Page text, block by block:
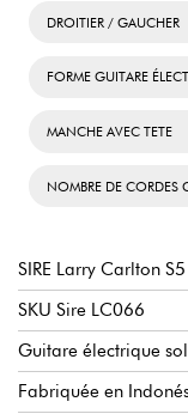
DROITIER / GAUCHER
FORME GUITARE
MANCHE AVEC TETE
NOMBRE DE CORDES
SIRE Larry Carlton S5
SKU Sire LC066
Guitare électrique
Fabriquée en